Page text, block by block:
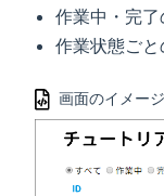
作業中・完了
作業状態ご
画面のイメージ